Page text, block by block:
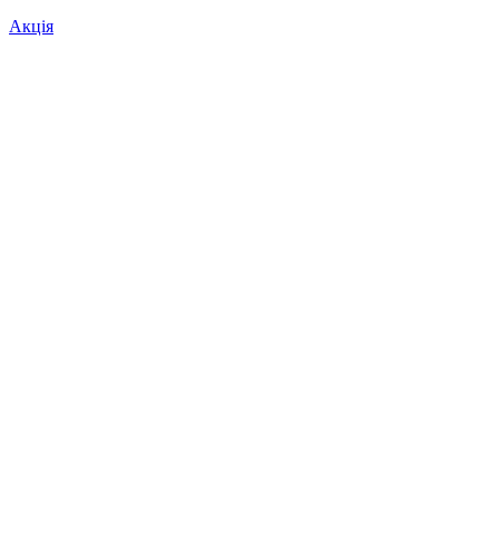
Акція